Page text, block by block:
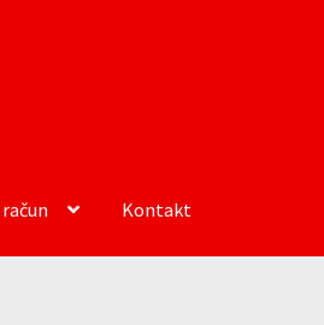
Kontakt